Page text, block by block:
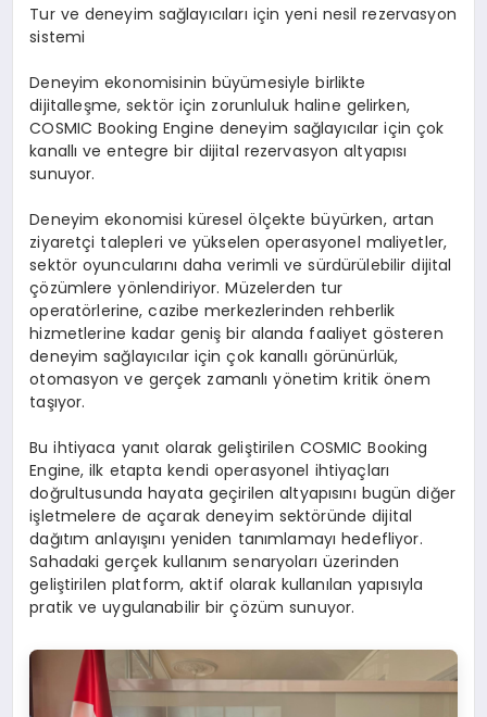
Tur ve deneyim sağlayıcıları için yeni nesil rezervasyon
sistemi
Deneyim ekonomisinin büyümesiyle birlikte
dijitalleşme, sektör için zorunluluk haline gelirken,
COSMIC Booking Engine deneyim sağlayıcılar için çok
kanallı ve entegre bir dijital rezervasyon altyapısı
sunuyor.
Deneyim ekonomisi küresel ölçekte büyürken, artan
ziyaretçi talepleri ve yükselen operasyonel maliyetler,
sektör oyuncularını daha verimli ve sürdürülebilir dijital
çözümlere yönlendiriyor. Müzelerden tur
operatörlerine, cazibe merkezlerinden rehberlik
hizmetlerine kadar geniş bir alanda faaliyet gösteren
deneyim sağlayıcılar için çok kanallı görünürlük,
otomasyon ve gerçek zamanlı yönetim kritik önem
taşıyor.
Bu ihtiyaca yanıt olarak geliştirilen COSMIC Booking
Engine, ilk etapta kendi operasyonel ihtiyaçları
doğrultusunda hayata geçirilen altyapısını bugün diğer
işletmelere de açarak deneyim sektöründe dijital
dağıtım anlayışını yeniden tanımlamayı hedefliyor.
Sahadaki gerçek kullanım senaryoları üzerinden
geliştirilen platform, aktif olarak kullanılan yapısıyla
pratik ve uygulanabilir bir çözüm sunuyor.